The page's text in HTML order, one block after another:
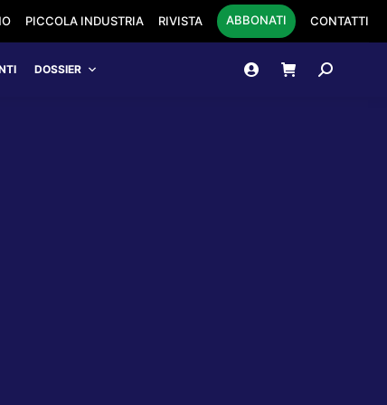
PICCOLA INDUSTRIA RIVISTA ABBONATI CONTATTI
DOSSIER Cerca: